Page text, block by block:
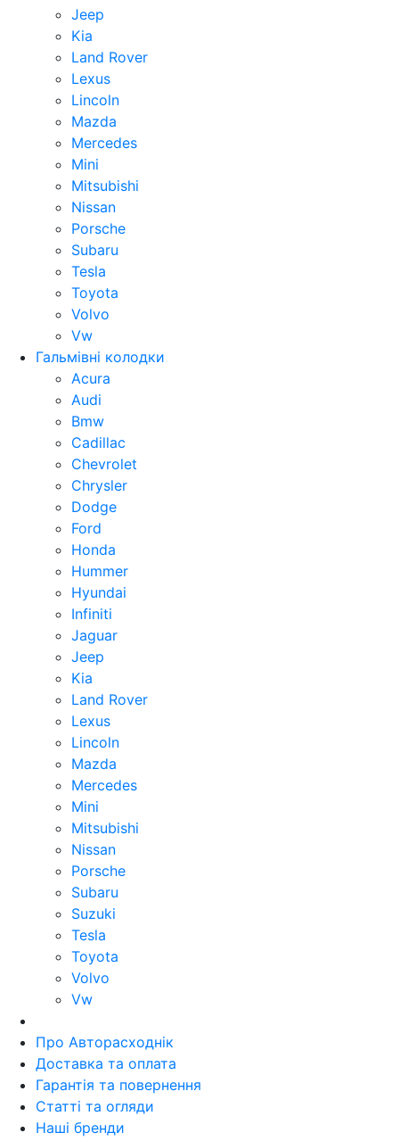
Jeep
Kia
Land Rover
Lexus
Lincoln
Mazda
Mercedes
Mini
Mitsubishi
Nissan
Porsche
Subaru
Tesla
Toyota
Volvo
Vw
Гальмівні колодки
Acura
Audi
Bmw
Cadillac
Chevrolet
Chrysler
Dodge
Ford
Honda
Hummer
Hyundai
Infiniti
Jaguar
Jeep
Kia
Land Rover
Lexus
Lincoln
Mazda
Mercedes
Mini
Mitsubishi
Nissan
Porsche
Subaru
Suzuki
Tesla
Toyota
Volvo
Vw
Про Авторасходнік
Доставка та оплата
Гарантія та повернення
Статті та огляди
Наші бренди